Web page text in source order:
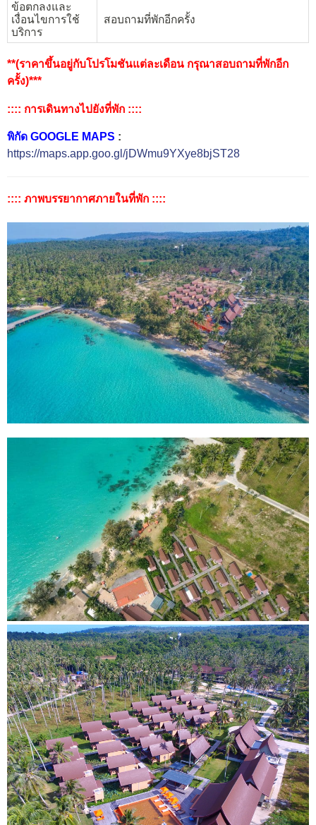
ข้อตกลงและ
เงื่อนไขการใช้
บริการ
สอบถามที่พักอีกครั้ง
**(ราคาขึ้นอยู่กับโปรโมชันแต่ละเดือน กรุณาสอบถามที่พักอีก
ครั้ง)***
:::: การเดินทางไปยังที่พัก ::::
พิกัด GOOGLE MAPS :
https://maps.app.goo.gl/jDWmu9YXye8bjST28
:::: ภาพบรรยากาศภายในที่พัก ::::